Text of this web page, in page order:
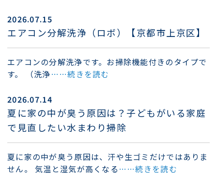
2026.07.15
エアコン分解洗浄（ロボ）【京都市上京区】
エアコンの分解洗浄です。お掃除機能付きのタイプで
す。 （洗浄……続きを読む
2026.07.14
夏に家の中が臭う原因は？子どもがいる家庭
で見直したい水まわり掃除
夏に家の中が臭う原因は、汗や生ゴミだけではありま
せん。 気温と湿気が高くなる ……続きを読む